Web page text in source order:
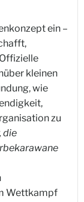
ein –
kleinen
wie
zu
die
Wettkampf